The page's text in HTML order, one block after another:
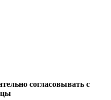
согласовывать с